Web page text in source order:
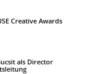
Creative Awards
als Director